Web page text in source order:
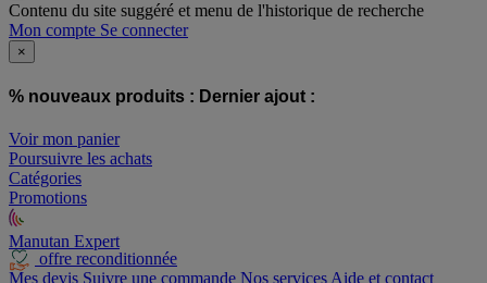
Contenu du site suggéré et menu de l'historique de recherche
Mon compte Se connecter
×
% nouveaux produits : Dernier ajout :
Voir mon panier
Poursuivre les achats
Catégories
Promotions
Manutan Expert
offre reconditionnée
Mes devis Suivre une commande Nos services Aide et contact